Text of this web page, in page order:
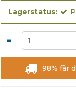
Lagerstatus:
-
98% får